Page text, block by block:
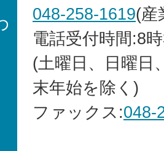
048-258-1619(産
電話受付時間:8
(土曜日、日曜日
末年始を除く)
ファックス:048-